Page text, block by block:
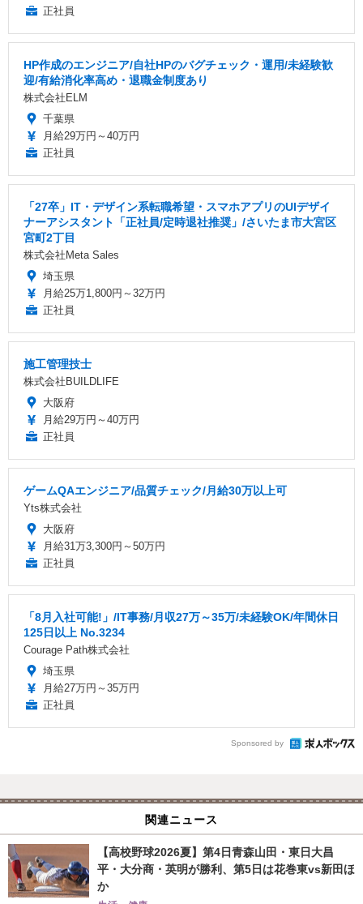
正社員
HP作成のエンジニア/自社HPのバグチェック・運用/未経験歓
迎/有給消化率高め・退職金制度あり
株式会社ELM
千葉県
月給29万円～40万円
正社員
「27卒」IT・デザイン系転職希望・スマホアプリのUIデザイ
ナーアシスタント「正社員/定時退社推奨」/さいたま市大宮区
宮町2丁目
株式会社Meta Sales
埼玉県
月給25万1,800円～32万円
正社員
施工管理技士
株式会社BUILDLIFE
大阪府
月給29万円～40万円
正社員
ゲームQAエンジニア/品質チェック/月給30万以上可
Yts株式会社
大阪府
月給31万3,300円～50万円
正社員
「8月入社可能!」/IT事務/月収27万～35万/未経験OK/年間休日
125日以上 No.3234
Courage Path株式会社
埼玉県
月給27万円～35万円
正社員
Sponsored by
関連ニュース
【高校野球2026夏】第4日青森山田・東日大昌
平・大分商・英明が勝利、第5日は花巻東vs新田ほ
か